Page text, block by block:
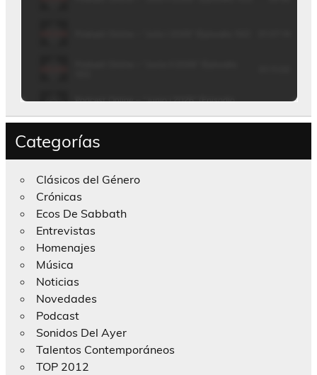
Categorías
Clásicos del Género
Crónicas
Ecos De Sabbath
Entrevistas
Homenajes
Música
Noticias
Novedades
Podcast
Sonidos Del Ayer
Talentos Contemporáneos
TOP 2012